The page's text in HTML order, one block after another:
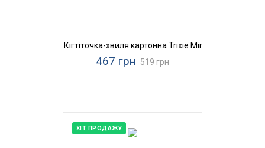
Кігтіточка-хвиля картонна Trixie Mimi Wave
467 грн 519 грн
ХІТ ПРОДАЖУ